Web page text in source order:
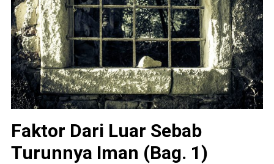
Faktor Dari Luar Sebab
Turunnya Iman (Bag. 1)